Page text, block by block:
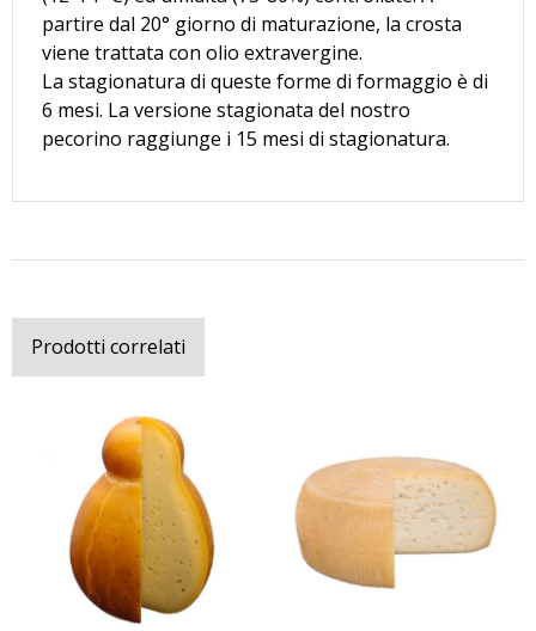
partire dal 20° giorno di maturazione, la crosta
viene trattata con olio extravergine.
La stagionatura di queste forme di formaggio è di
6 mesi. La versione stagionata del nostro
pecorino raggiunge i 15 mesi di stagionatura.
Prodotti correlati